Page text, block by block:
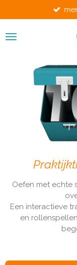
direct
naar
de
Oefen met echte
Een interactieve
en